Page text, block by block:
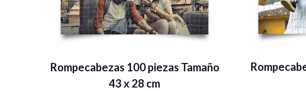
Rompecabezas 100 piezas Tamaño
43 x 28 cm